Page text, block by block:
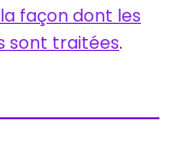
façon dont les
sont traitées.